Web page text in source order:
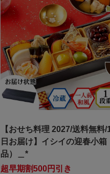
【おせち料理 2027/送料無料/
日お届け】イシイの迎春小箱
品）＿*
超早期割500円引き